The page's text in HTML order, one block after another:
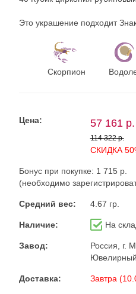
Это украшение подходит
Скорпион
Цена: 57 161 р.
114 322 р.
СКИДКА
Бонус при покупке: 1 715 р.
(необходимо
Средний вес: 4.67 гр.
Наличие: На
Завод:
Россия, г.
Доставка: Завтра